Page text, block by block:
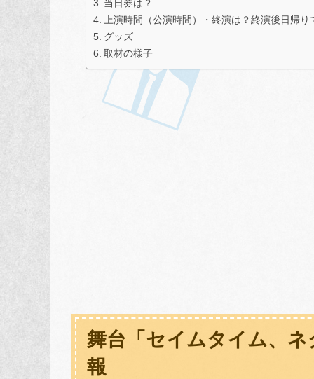
当日券は？
上演時間（公演時間）・終演は？終演後日帰り
グッズ
取材の様子
舞台「セイムタイム、
報